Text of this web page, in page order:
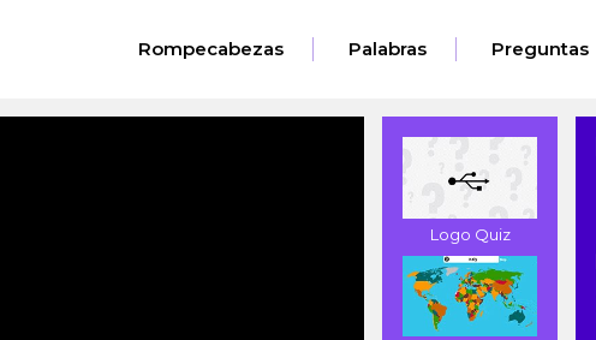
Rompecabezas Palabras Preguntas
Logo Quiz